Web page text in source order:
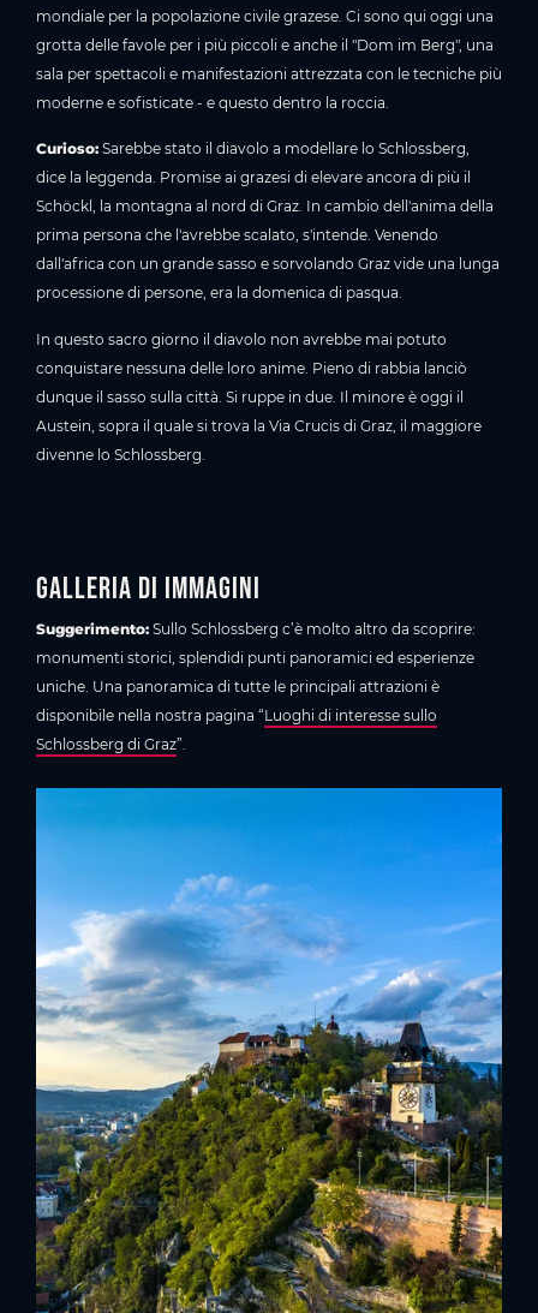
mondiale per la popolazione civile grazese. Ci sono qui oggi una
grotta delle favole per i più piccoli e anche il "Dom im Berg", una
sala per spettacoli e manifestazioni attrezzata con le tecniche più
moderne e sofisticate - e questo dentro la roccia.
Curioso: Sarebbe stato il diavolo a modellare lo Schlossberg,
dice la leggenda. Promise ai grazesi di elevare ancora di più il
Schöckl, la montagna al nord di Graz. In cambio dell'anima della
prima persona che l'avrebbe scalato, s'intende. Venendo
dall'africa con un grande sasso e sorvolando Graz vide una lunga
processione di persone, era la domenica di pasqua.
In questo sacro giorno il diavolo non avrebbe mai potuto
conquistare nessuna delle loro anime. Pieno di rabbia lanciò
dunque il sasso sulla città. Si ruppe in due. Il minore è oggi il
Austein, sopra il quale si trova la Via Crucis di Graz, il maggiore
divenne lo Schlossberg.
Galleria di immagini
Suggerimento: Sullo Schlossberg c’è molto altro da scoprire:
monumenti storici, splendidi punti panoramici ed esperienze
uniche. Una panoramica di tutte le principali attrazioni è
disponibile nella nostra pagina “Luoghi di interesse sullo
Schlossberg di Graz”.